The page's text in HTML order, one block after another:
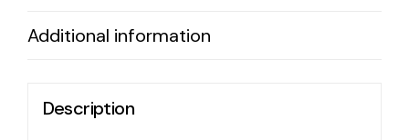
Additional information
Description